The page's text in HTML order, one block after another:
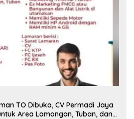
TO Dibuka, CV Permadi Jaya
Area Lamongan, Tuban, dan